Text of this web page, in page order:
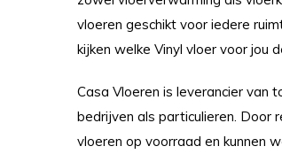
vloeren geschikt voor iedere
kijken welke Vinyl vloer voor jou
Casa Vloeren is leverancier van
bedrijven als particulieren. Door
vloeren op voorraad en kunnen